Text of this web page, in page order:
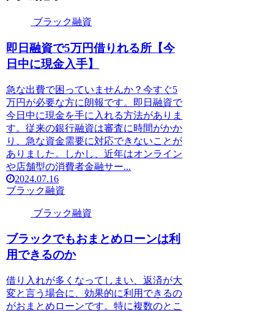
ブラック融資
即日融資で5万円借りれる所【今
日中に現金入手】
急な出費で困っていませんか？今すぐ5
万円が必要な方に朗報です。即日融資で
今日中に現金を手に入れる方法がありま
す。従来の銀行融資は審査に時間がかか
り、急な資金需要に対応できないことが
ありました。しかし、近年はオンライン
や店舗型の消費者金融サー...
2024.07.16
ブラック融資
ブラック融資
ブラックでもおまとめローンは利
用できるのか
借り入れが多くなってしまい、返済が大
変と言う場合に、効果的に利用できるの
がおまとめローンです。特に複数のとこ